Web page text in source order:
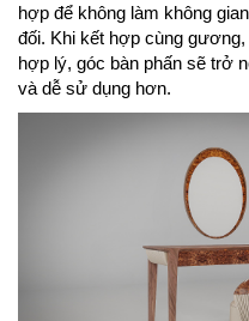
hợp để không làm không
đối. Khi kết hợp cùng
hợp lý, góc bàn phấn sẽ trở
và dễ sử dụng hơn.